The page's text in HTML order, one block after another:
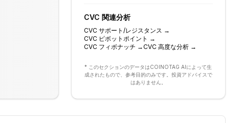
CVC 関連分析
CVC サポート/レジスタンス →
CVC ピボットポイント →
CVC フィボナッチ →CVC 高度な分析→
* このセクションのデータはCOINOTAG AIによって生
成されたもので、参考目的のみです。投資アドバイスで
はありません。